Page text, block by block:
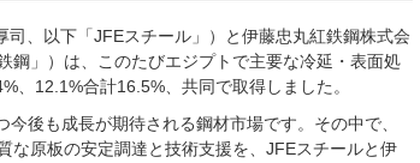
、以下「JFEスチール」）と伊藤忠丸紅鉄鋼株式会
鋼」）は、このたびエジプトで主要な冷延・表面処
、12.1%合計16.5%、共同で取得しました。
後も成長が期待される鋼材市場です。その中で、
な原板の安定調達と技術支援を、JFEスチールと伊